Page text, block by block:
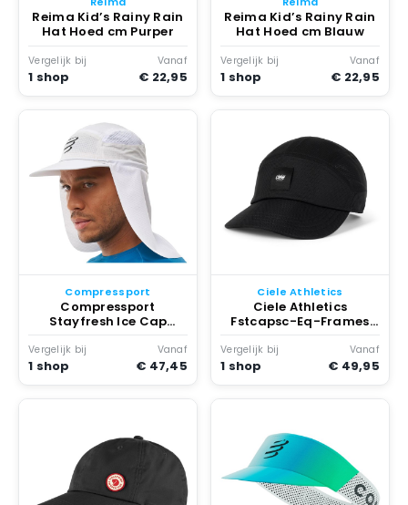
Reima Kid’s Rainy Rain
Hat Hoed cm Purper
Vergelijk bij
1 shop
Vanaf
€ 22,95
Reima Kid’s Rainy Rain
Hat Hoed cm Blauw
Vergelijk bij
1 shop
Vanaf
€ 22,95
Compressport
Compressport
Stayfresh Ice Cap
Sunshade Pet Wit
Vergelijk bij
1 shop
Vanaf
€ 47,45
Ciele Athletics
Ciele Athletics
Fstcapsc-Eq-Frames
Pet /M Zwart
Vergelijk bij
1 shop
Vanaf
€ 49,95